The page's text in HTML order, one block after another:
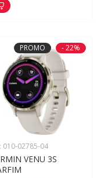
PROMO - 22%
010-02785-04
VENU 3S